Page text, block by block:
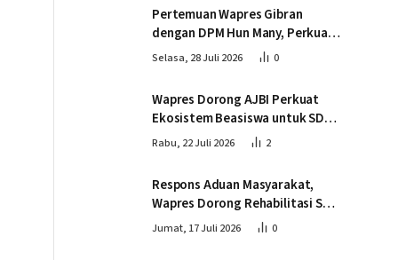
Pertemuan Wapres Gibran
dengan DPM Hun Many, Perkuat
Kemitraan Strategis Indonesia –
Selasa, 28 Juli 2026 0
Wapres Dorong AJBI Perkuat
Ekosistem Beasiswa untuk SDM
Unggul Indonesia Timur
Rabu, 22 Juli 2026 2
Respons Aduan Masyarakat,
Wapres Dorong Rehabilitasi SDN
016 Serusa Rokan Hilir
Jumat, 17 Juli 2026 0